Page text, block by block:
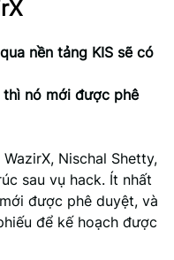
nền tảng KIS sẽ có
thì nó mới được phê
Nischal Shetty,
sau vụ hack. Ít nhất
được phê duyệt, và
để kế hoạch được